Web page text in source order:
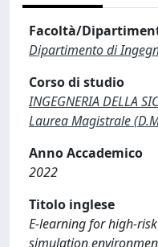
Facoltà/
Dipartimento di
Corso di studio
INGEGNERIA DELLA
Laurea Magistrale
Anno Accademico
2022
Titolo inglese
E-learning for high-
simulation